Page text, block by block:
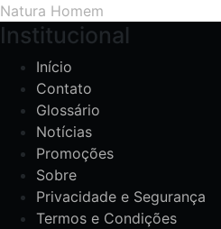
Natura Homem
Institucional
Início
Contato
Glossário
Notícias
Promoções
Sobre
Privacidade e Segurança
Termos e Condições